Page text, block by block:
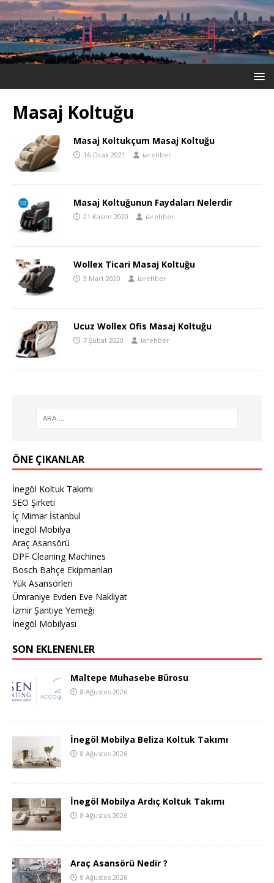
Masaj Koltuğu
Masaj Koltukçum Masaj Koltuğu
16 Ocak 2021 iarehber
Masaj Koltuğunun Faydaları Nelerdir
21 Kasım 2020 iarehber
Wollex Ticari Masaj Koltuğu
3 Mart 2020 iarehber
Ucuz Wollex Ofis Masaj Koltuğu
7 Şubat 2020 iarehber
ÖNE ÇIKANLAR
İnegöl Koltuk Takımı
SEO Şirketi
İç Mimar İstanbul
İnegöl Mobilya
Araç Asansörü
DPF Cleaning Machines
Bosch Bahçe Ekipmanları
Yük Asansörleri
Ümraniye Evden Eve Nakliyat
İzmir Şantiye Yemeği
İnegöl Mobilyası
SON EKLENENLER
Maltepe Muhasebe Bürosu
8 Ağustos 2026
İnegöl Mobilya Beliza Koltuk Takımı
8 Ağustos 2026
İnegöl Mobilya Ardıç Koltuk Takımı
8 Ağustos 2026
Araç Asansörü Nedir ?
8 Ağustos 2026